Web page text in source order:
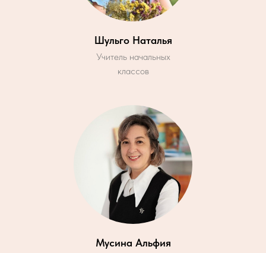
Шульго Наталья
Учитель начальных
классов
Мусина Альфия